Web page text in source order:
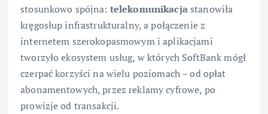
stosunkowo spójna: telekomunikacjastanowiła
kręgosłup infrastrukturalny, a połączenie z
internetem szerokopasmowym i aplikacjami
tworzyło ekosystem usług, w których SoftBank mógł
czerpać korzyści na wielu poziomach – od opłat
abonamentowych, przez reklamy cyfrowe, po
prowizje od transakcji.